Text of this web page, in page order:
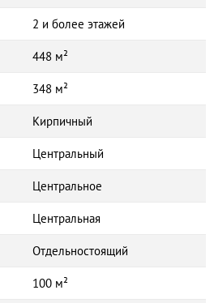
2 и более этажей
448 м²
348 м²
Кирпичный
Центральный
Центральное
Центральная
Отдельностоящий
100 м²